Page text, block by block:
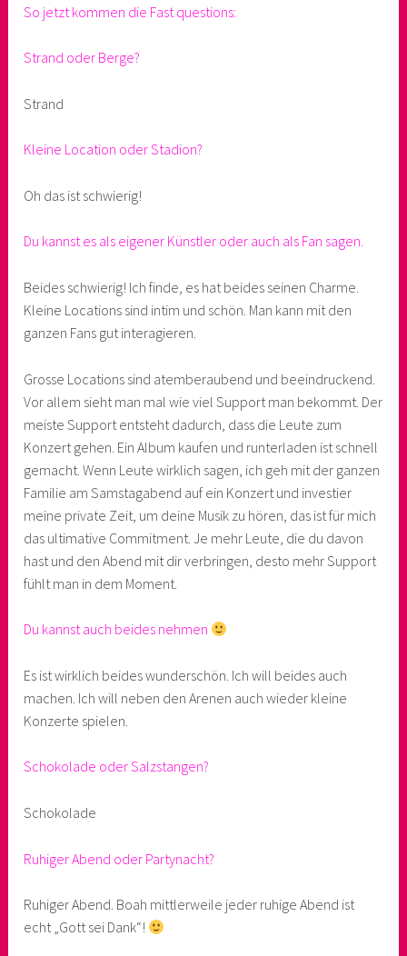
So jetzt kommen die Fast questions:
Strand oder Berge?
Strand
Kleine Location oder Stadion?
Oh das ist schwierig!
Du kannst es als eigener Künstler oder auch als Fan sagen.
Beides schwierig! Ich finde, es hat beides seinen Charme.
Kleine Locations sind intim und schön. Man kann mit den
ganzen Fans gut interagieren.
Grosse Locations sind atemberaubend und beeindruckend.
Vor allem sieht man mal wie viel Support man bekommt. Der
meiste Support entsteht dadurch, dass die Leute zum
Konzert gehen. Ein Album kaufen und runterladen ist schnell
gemacht. Wenn Leute wirklich sagen, ich geh mit der ganzen
Familie am Samstagabend auf ein Konzert und investier
meine private Zeit, um deine Musik zu hören, das ist für mich
das ultimative Commitment. Je mehr Leute, die du davon
hast und den Abend mit dir verbringen, desto mehr Support
fühlt man in dem Moment.
Du kannst auch beides nehmen
Es ist wirklich beides wunderschön. Ich will beides auch
machen. Ich will neben den Arenen auch wieder kleine
Konzerte spielen.
Schokolade oder Salzstangen?
Schokolade
Ruhiger Abend oder Partynacht?
Ruhiger Abend. Boah mittlerweile jeder ruhige Abend ist
echt „Gott sei Dank“!